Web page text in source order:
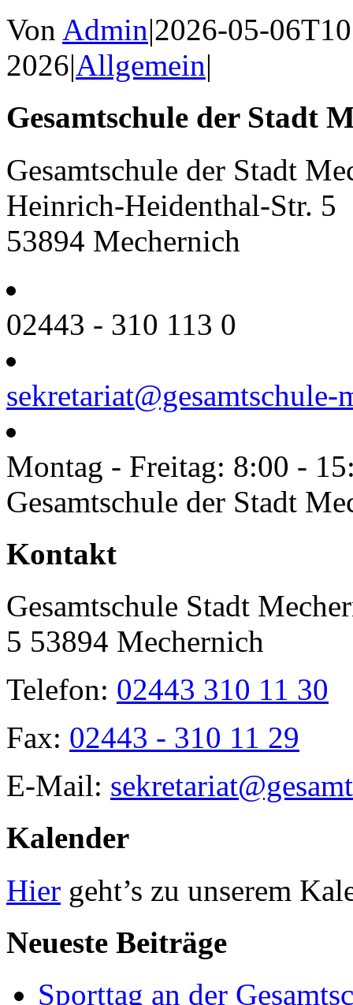
Von Admin|2026-05-
2026|Allgemein|
Gesamtschule der Stadt
Gesamtschule der Stadt
Heinrich-Heidenthal-Str. 5
53894 Mechernich
02443 - 310 113 0
sekretariat@gesamtschule-
Montag - Freitag: 8:00 -
Gesamtschule der Stadt
Toggle
Sliding
Kontakt
Gesamtschule Stadt
5 53894 Mechernich
Telefon: 02443 310 11 30
Fax: 02443 - 310 11 29
E-Mail:
Kalender
Hier geht’s zu unserem
Neueste Beiträge
Sporttag an der